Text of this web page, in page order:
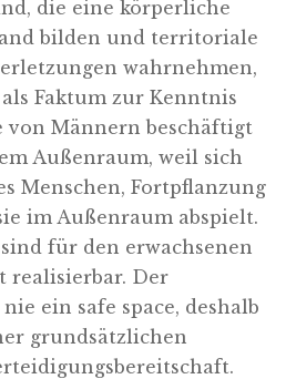
die eine körperliche
bilden und territoriale
wahrnehmen,
Faktum zur Kenntnis
von Männern beschäftigt
Außenraum, weil sich
Menschen, Fortpflanzung
im Außenraum abspielt.
für den erwachsenen
realisierbar. Der
ein safe space, deshalb
grundsätzlichen